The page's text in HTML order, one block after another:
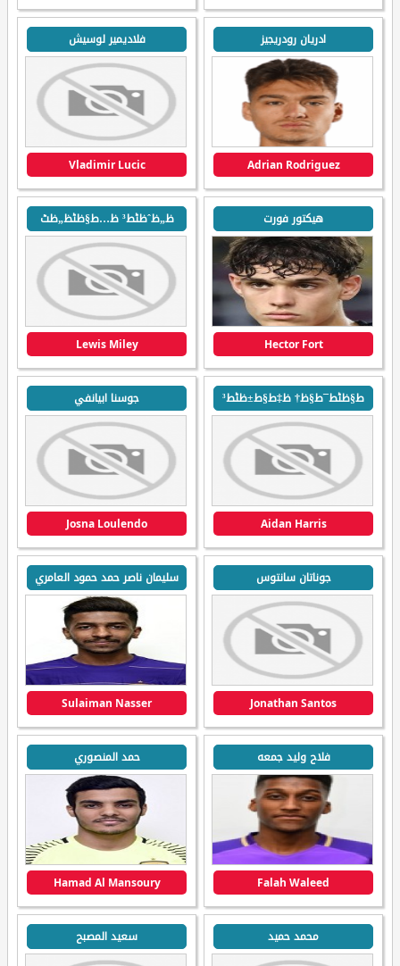
ادريان رودريجيز
Adrian Rodriguez
فلاديمير لوسيش
Vladimir Lucic
هيكتور فورت
Hector Fort
ظ„ظˆظٹط³ ظ…ط§ظٹظ„ظٹ
Lewis Miley
ط§ظٹط¯ط§ظ† ظ‡ط§ط±ظٹط³
Aidan Harris
جوسنا ابيانفي
Josna Loulendo
جوناتان سانتوس
Jonathan Santos
سليمان ناصر حمد حمود العامري
Sulaiman Nasser
فلاح وليد جمعه
Falah Waleed
حمد المنصوري
Hamad Al Mansoury
محمد حميد سعيد المصبح